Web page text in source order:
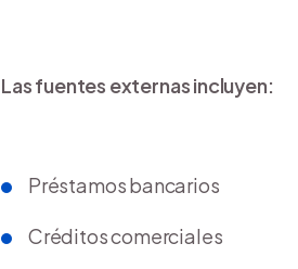
Las fuentes externas incluyen:
Préstamos bancarios
Créditos comerciales